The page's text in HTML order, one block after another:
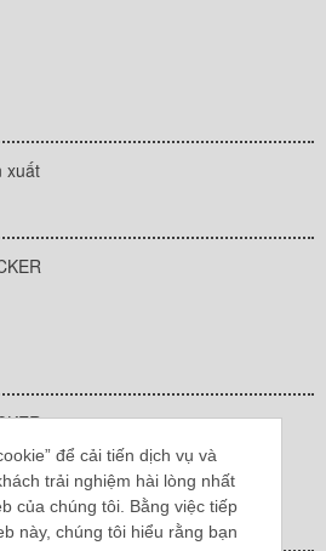
để cải tiến dịch vụ và
trải nghiệm hài lòng nhất
của chúng tôi. Bằng việc tiếp
này, chúng tôi hiểu rằng bạn
xuất